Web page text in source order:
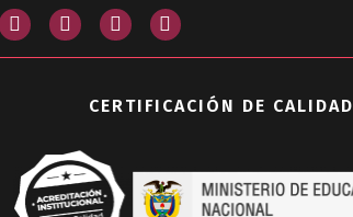
CERTIFICACIÓN DE CALIDAD